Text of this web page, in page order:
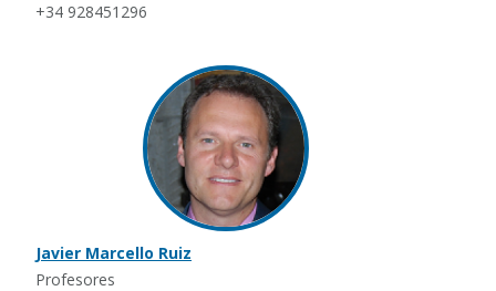
+34 928451296
Javier Marcello Ruiz
Profesores